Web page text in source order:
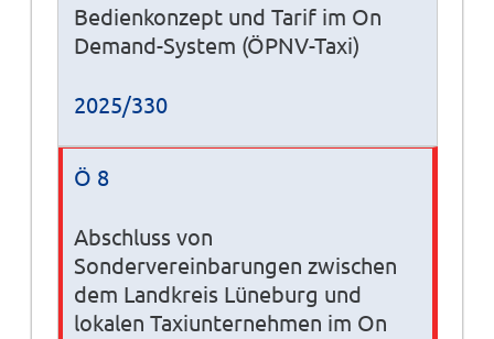
Bedienkonzept und Tarif im On
Demand-System (ÖPNV-Taxi)
2025/330
Ö 8
Abschluss von
Sondervereinbarungen zwischen
dem Landkreis Lüneburg und
lokalen Taxiunternehmen im On